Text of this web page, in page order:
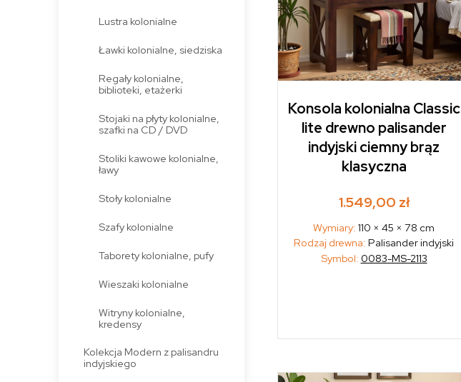
Lustra kolonialne
Ławki kolonialne, siedziska
Regały kolonialne,
biblioteki, etażerki
Stojaki na płyty kolonialne,
szafki na CD / DVD
Stoliki kawowe kolonialne,
ławy
Stoły kolonialne
Szafy kolonialne
Taborety kolonialne, pufy
Wieszaki kolonialne
Witryny kolonialne,
kredensy
Kolekcja Modern z palisandru
indyjskiego
Konsola kolonialna Classic
lite drewno palisander
indyjski ciemny brąz
klasyczna
1.549,00 zł
Wymiary:110 × 45 × 78 cm
Rodzaj drewna: Palisander indyjski
Symbol: 0083-MS-2113